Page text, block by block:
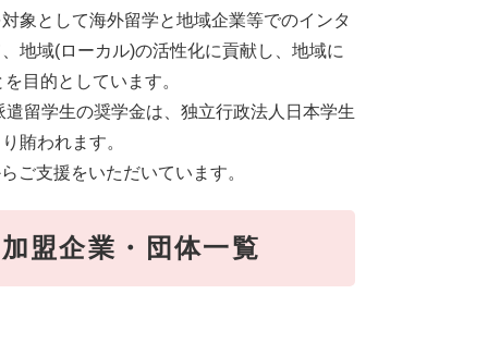
象として海外留学と地域企業等でのインタ
地域(ローカル)の活性化に貢献し、地域に
目的としています。
留学生の奨学金は、独立行政法人日本学生
賄われます。
ご支援をいただいています。
盟企業・団体一覧